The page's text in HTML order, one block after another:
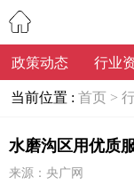
政策动态 行业
当前位置 : 首页 >
水磨沟区用优质
来源：央广网